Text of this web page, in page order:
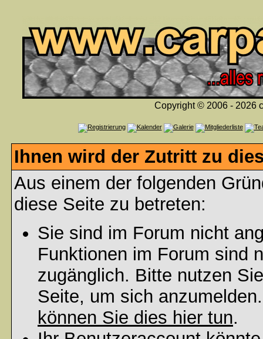
Copyright © 2006 - 2026
Ihnen wird der Zutritt zu
Aus einem der folgenden
diese Seite zu betreten:
Sie sind im Forum nicht
Funktionen im Forum sind
zugänglich. Bitte nutzen
Seite, um sich
können Sie dies hier tun.